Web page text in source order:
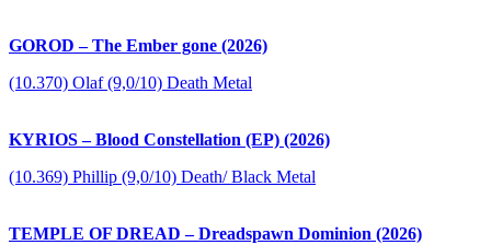
GOROD – The Ember gone (2026)
(10.370) Olaf (9,0/10) Death Metal
KYRIOS – Blood Constellation (EP) (2026)
(10.369) Phillip (9,0/10) Death/ Black Metal
TEMPLE OF DREAD – Dreadspawn Dominion (2026)